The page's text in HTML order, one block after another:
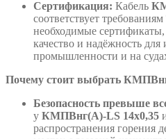
Сертификация: Кабель
соответствует требованиям
необходимые
качество и надёжность
промышленности и на
Почему стоит выбрать
Безопасность превыше
у КМПВнг(А)-LS 14х0,35
распространения горения